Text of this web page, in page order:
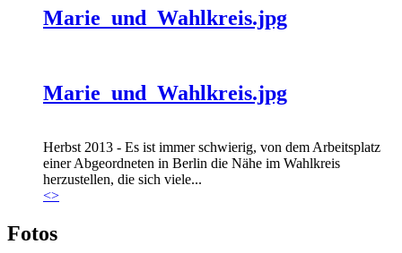
Marie_und_Wahlkreis.jpg
Marie_und_Wahlkreis.jpg
Herbst 2013 - Es ist immer schwierig, von dem Arbeitsplatz
einer Abgeordneten in Berlin die Nähe im Wahlkreis
herzustellen, die sich viele...
<>
Fotos